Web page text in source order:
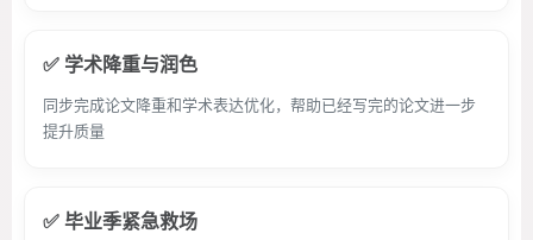
✅ 学术降重与润色
同步完成论文降重和学术表达优化，帮助已经写完的论文进一步
提升质量
✅ 毕业季紧急救场